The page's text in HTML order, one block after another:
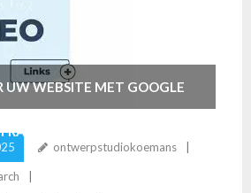
UW WEBSITE MET GOOGLE
ontwerpstudiokoemans